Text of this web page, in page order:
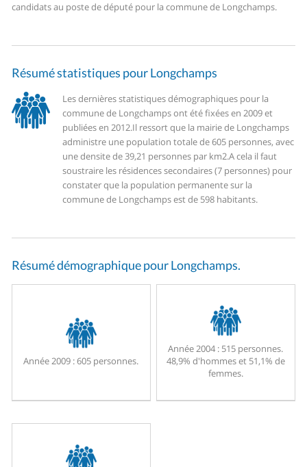
candidats au poste de député pour la commune de Longchamps.
Résumé statistiques pour Longchamps
Les dernières statistiques démographiques pour la
commune de Longchamps ont été fixées en 2009 et
publiées en 2012.Il ressort que la mairie de Longchamps
administre une population totale de 605 personnes, avec
une densite de 39,21 personnes par km2.A cela il faut
soustraire les résidences secondaires (7 personnes) pour
constater que la population permanente sur la
commune de Longchamps est de 598 habitants.
Résumé démographique pour Longchamps.
Année 2009 :605 personnes.
Année 2004 : 515 personnes.
48,9% d'hommes et 51,1% de
femmes.